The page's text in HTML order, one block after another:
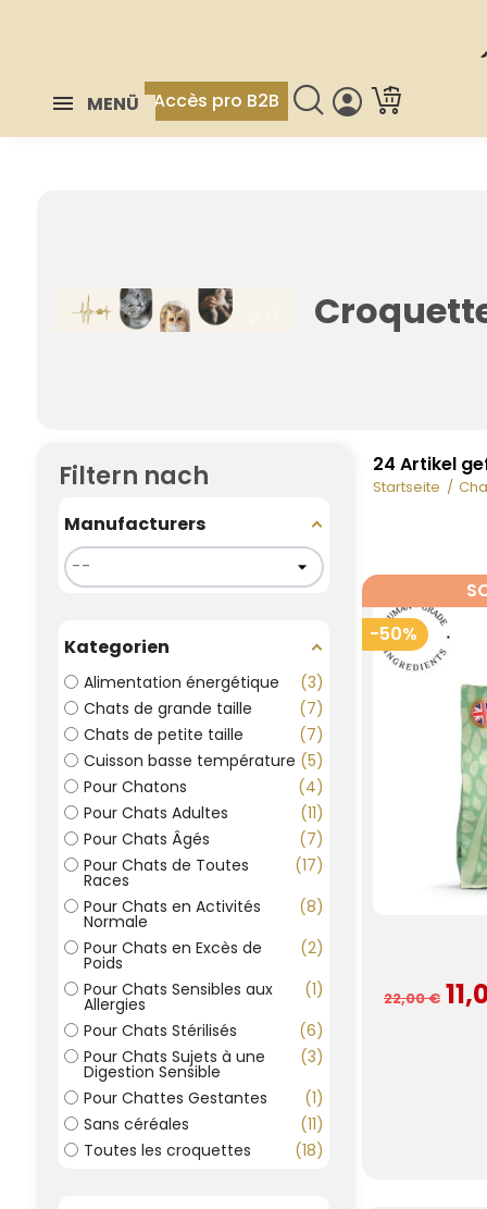
MENÜ Accès pro B2B
Filtern nach
Manufacturers
Kategorien
Alimentation énergétique
3
Chats de grande taille
7
Chats de petite taille
7
Cuisson basse température 5
Pour Chatons
4
Pour Chats Adultes
11
Pour Chats Âgés
7
Pour Chats de Toutes
Races
17
Pour Chats en Activités
Normale
8
Pour Chats en Excès de
Poids
2
Pour Chats Sensibles aux
Allergies
1
Pour Chats Stérilisés
6
Pour Chats Sujets à une
Digestion Sensible
3
Pour Chattes Gestantes
1
Sans céréales
11
Toutes les croquettes
18
24 Artikel
Startseite
-50%
22,00 €